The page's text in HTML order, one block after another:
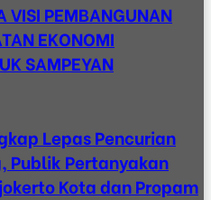
VISI PEMBANGUNAN
EKONOMI
SAMPEYAN
Lepas Pencurian
Publik Pertanyakan
Kota dan Propam